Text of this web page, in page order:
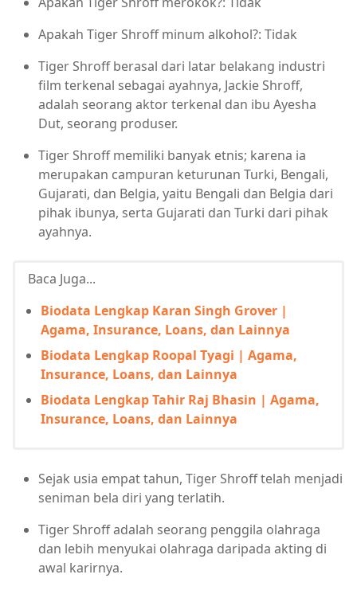
Apakah Tiger Shroff minum alkohol?: Tidak
Tiger Shroff berasal dari latar belakang industri
film terkenal sebagai ayahnya, Jackie Shroff,
adalah seorang aktor terkenal dan ibu Ayesha
Dut, seorang produser.
Tiger Shroff memiliki banyak etnis; karena ia
merupakan campuran keturunan Turki, Bengali,
Gujarati, dan Belgia, yaitu Bengali dan Belgia dari
pihak ibunya, serta Gujarati dan Turki dari pihak
ayahnya.
Baca Juga...
Biodata Lengkap Karan Singh Grover |
Agama, Insurance, Loans, dan Lainnya
Biodata Lengkap Roopal Tyagi | Agama,
Insurance, Loans, dan Lainnya
Biodata Lengkap Tahir Raj Bhasin | Agama,
Insurance, Loans, dan Lainnya
Sejak usia empat tahun, Tiger Shroff telah menjadi
seniman bela diri yang terlatih.
Tiger Shroff adalah seorang penggila olahraga
dan lebih menyukai olahraga daripada akting di
awal karirnya.